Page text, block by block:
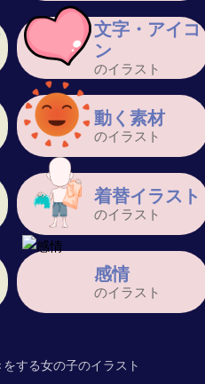
をする女の子のイラスト
文字・アイコ
ン
のイラスト
動く素材
のイラスト
着替イラスト
のイラスト
感情
のイラスト